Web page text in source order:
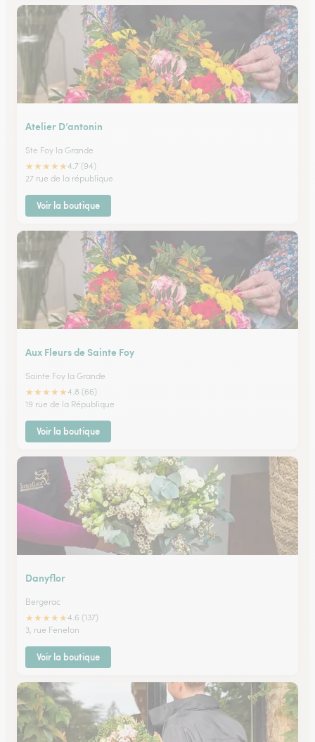
Atelier D’antonin
Ste Foy la Grande
★★★★★4.7 (94)
27 rue de la république
Voir la boutique
Aux Fleurs de Sainte Foy
Sainte Foy la Grande
★★★★★4.8 (66)
19 rue de la République
Voir la boutique
Danyflor
Bergerac
★★★★★4.6 (137)
3, rue Fenelon
Voir la boutique